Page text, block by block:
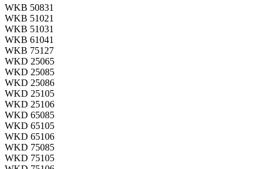
WKB 50831
WKB 51021
WKB 51031
WKB 61041
WKB 75127
WKD 25065
WKD 25085
WKD 25086
WKD 25105
WKD 25106
WKD 65085
WKD 65105
WKD 65106
WKD 75085
WKD 75105